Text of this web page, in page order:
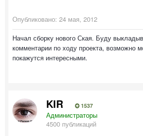
Опубликовано: 24 мая, 2012
Начал сборку нового Ская. Буду
комментарии по ходу проекта, возможно
покажутся интересными.
KIR 1537
Администраторы
4500 публикаций